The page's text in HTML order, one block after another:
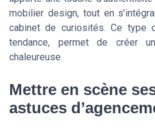
mobilier design, tout en
cabinet de curiosités. Ce
tendance, permet de créer
chaleureuse.
Mettre en scène
astuces